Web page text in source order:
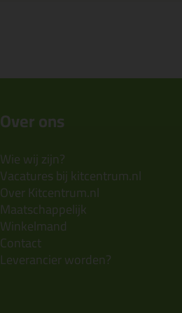
Over ons
Wie wij zijn?
Vacatures bij kitcentrum.nl
Over Kitcentrum.nl
Maatschappelijk
Winkelmand
Contact
Leverancier worden?